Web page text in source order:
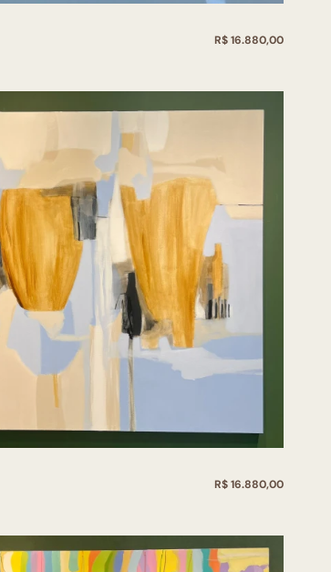
- Participação no trabalho de Tom
Curitiba- PR
de Cascavel- Grupo 725- PR
PR
- PR
– PR
Grossa - PR
- Curitiba - PR
- PR
- Ponta Grossa – PR
Trinco Ribeiro - Guarapuava-PR
- Curitiba - PR
Cultura & Arte- João Pessoa - PB
PR
SP
SP
Contemporâneos em Preto e Branco
de Cascavel -PR
-PR
R$ 16.880,00
R$ 16.880,00